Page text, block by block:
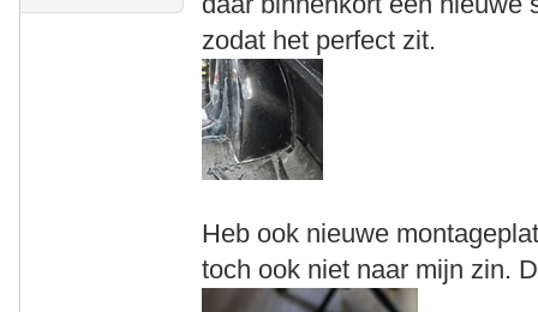
zodat het perfect zit.
Heb ook nieuwe
toch ook niet naar mijn zin.